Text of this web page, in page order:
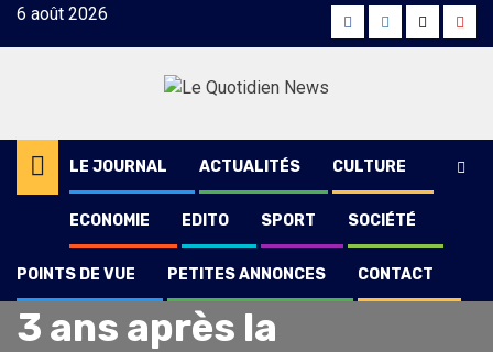
Skip6 août 2026 FacebookInstagram
Twitter
LE JOURNAL ACTUALITÉS CULTURE
ECONOMIE EDITO SPORT SOCIÉTÉ
POINTS DE VUE PETITES ANNONCES CONTACT
Points de vue
3 ans après la